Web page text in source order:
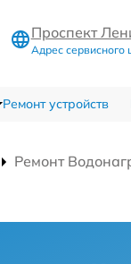
Проспект
Адрес сервисного
Ремонт устройств
Ремонт